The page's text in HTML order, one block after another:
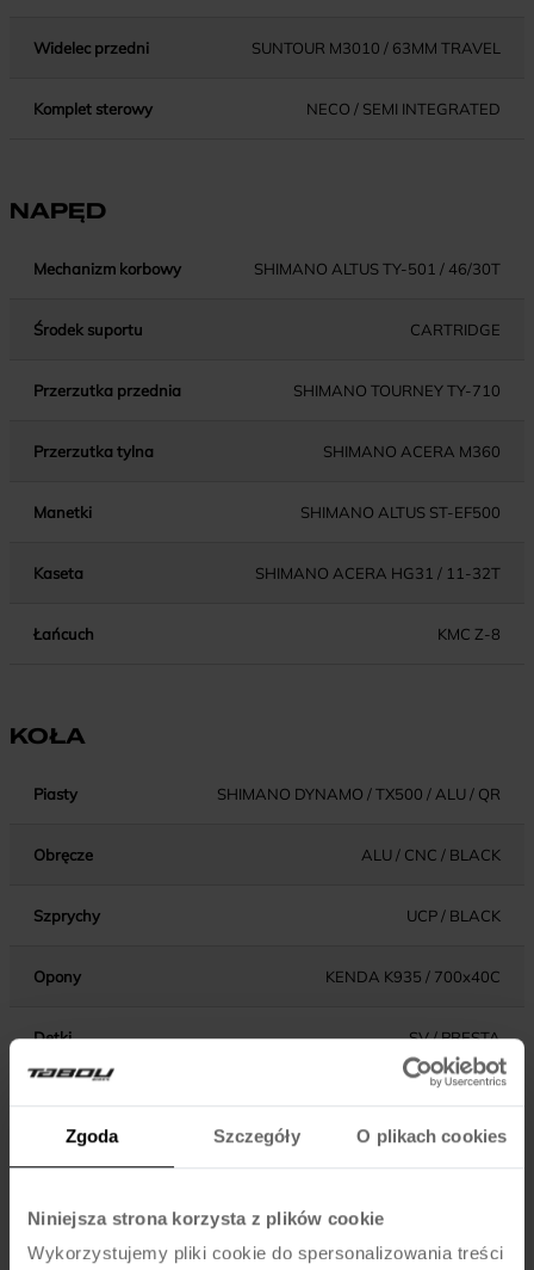
Zgoda Szczegóły O plikach cookies
Niniejsza strona korzysta z plików cookie
Wykorzystujemy pliki cookie do spersonalizowania treści
Widelec przedni SUNTOUR M3010 / 63MM TRAVEL
Komplet sterowy NECO / SEMI INTEGRATED
NAPĘD
Mechanizm korbowy SHIMANO ALTUS TY-501 / 46/30T
Środek suportu CARTRIDGE
Przerzutka przednia SHIMANO TOURNEY TY-710
Przerzutka tylna SHIMANO ACERA M360
Manetki SHIMANO ALTUS ST-EF500
Kaseta SHIMANO ACERA HG31 / 11-32T
Łańcuch KMC Z-8
KOŁA
Piasty SHIMANO DYNAMO / TX500 / ALU / QR
Obręcze ALU / CNC / BLACK
Szprychy UCP / BLACK
Opony KENDA K935 / 700x40C
Dętki SV / PRESTA
KOMPONENTY
Dźwignie hamulca SHIMANO ALTUS ST-EF500